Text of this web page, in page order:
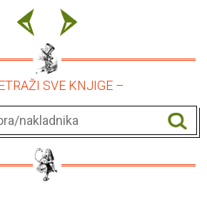
SVE KNJIGE –